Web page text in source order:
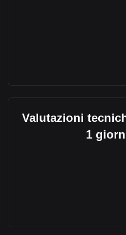
Valutazioni
1